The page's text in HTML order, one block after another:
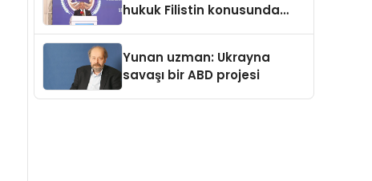
hukuk Filistin konusunda
Yunan uzman: Ukrayna
savaşı bir ABD projesi